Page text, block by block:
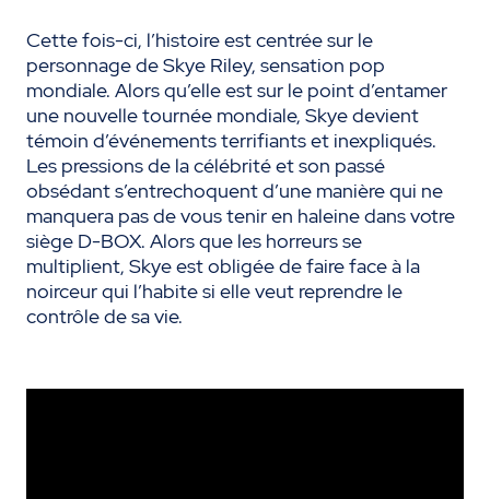
Cette fois-ci, l’histoire est centrée sur le
personnage de Skye Riley, sensation pop
mondiale. Alors qu’elle est sur le point d’entamer
une nouvelle tournée mondiale, Skye devient
témoin d’événements terrifiants et inexpliqués.
Les pressions de la célébrité et son passé
obsédant s’entrechoquent d’une manière qui ne
manquera pas de vous tenir en haleine dans votre
siège D-BOX. Alors que les horreurs se
multiplient, Skye est obligée de faire face à la
noirceur qui l’habite si elle veut reprendre le
contrôle de sa vie.